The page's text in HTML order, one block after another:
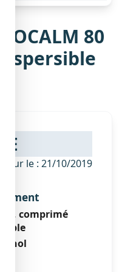
80
jour le : 21/10/2019
mg, comprimé